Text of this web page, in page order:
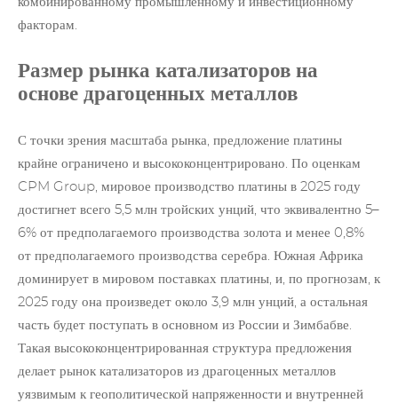
факторам.
Размер рынка катализаторов на
основе драгоценных металлов
С точки зрения масштаба рынка, предложение платины
крайне ограничено и высококонцентрировано. По оценкам
CPM Group, мировое производство платины в 2025 году
достигнет всего 5,5 млн тройских унций, что эквивалентно 5–
6% от предполагаемого производства золота и менее 0,8%
от предполагаемого производства серебра. Южная Африка
доминирует в мировом поставках платины, и, по прогнозам, к
2025 году она произведет около 3,9 млн унций, а остальная
часть будет поступать в основном из России и Зимбабве.
Такая высококонцентрированная структура предложения
делает рынок катализаторов из драгоценных металлов
уязвимым к геополитической напряженности и внутренней